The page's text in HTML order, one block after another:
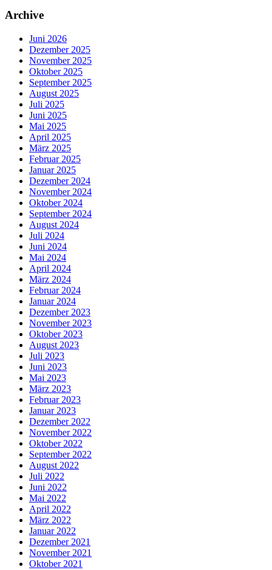
Archive
Juni 2026
Dezember 2025
November 2025
Oktober 2025
September 2025
August 2025
Juli 2025
Juni 2025
Mai 2025
April 2025
März 2025
Februar 2025
Januar 2025
Dezember 2024
November 2024
Oktober 2024
September 2024
August 2024
Juli 2024
Juni 2024
Mai 2024
April 2024
März 2024
Februar 2024
Januar 2024
Dezember 2023
November 2023
Oktober 2023
August 2023
Juli 2023
Juni 2023
Mai 2023
März 2023
Februar 2023
Januar 2023
Dezember 2022
November 2022
Oktober 2022
September 2022
August 2022
Juli 2022
Juni 2022
Mai 2022
April 2022
März 2022
Januar 2022
Dezember 2021
November 2021
Oktober 2021